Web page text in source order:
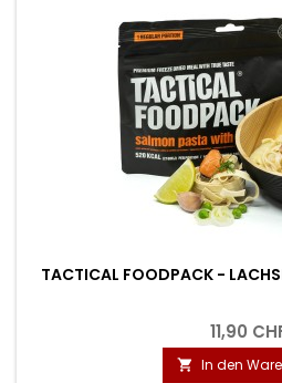
TACTICAL FOODPACK -
11,90
 In den